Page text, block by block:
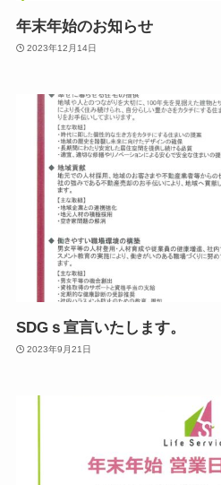
年末年始のお知らせ
2023年12月14日
SDGｓ宣言いたします。
2023年9月21日